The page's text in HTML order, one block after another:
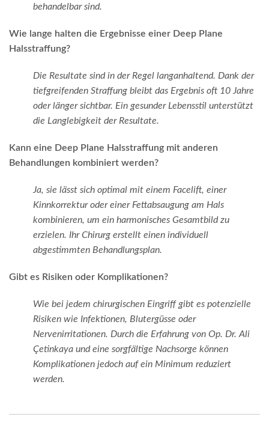
behandelbar sind.
Wie lange halten die Ergebnisse einer Deep Plane
Halsstraffung?
Die Resultate sind in der Regel langanhaltend. Dank der
tiefgreifenden Straffung bleibt das Ergebnis oft 10 Jahre
oder länger sichtbar. Ein gesunder Lebensstil unterstützt
die Langlebigkeit der Resultate.
Kann eine Deep Plane Halsstraffung mit anderen
Behandlungen kombiniert werden?
Ja, sie lässt sich optimal mit einem Facelift, einer
Kinnkorrektur oder einer Fettabsaugung am Hals
kombinieren, um ein harmonisches Gesamtbild zu
erzielen. Ihr Chirurg erstellt einen individuell
abgestimmten Behandlungsplan.
Gibt es Risiken oder Komplikationen?
Wie bei jedem chirurgischen Eingriff gibt es potenzielle
Risiken wie Infektionen, Blutergüsse oder
Nervenirritationen. Durch die Erfahrung von Op. Dr. Ali
Çetinkaya und eine sorgfältige Nachsorge können
Komplikationen jedoch auf ein Minimum reduziert
werden.